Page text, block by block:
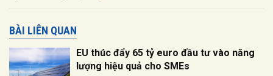
BÀI LIÊN QUAN
EU thúc đẩy 65 tỷ euro đầu tư vào năng
lượng hiệu quả cho SMEs